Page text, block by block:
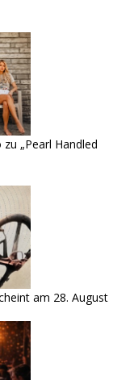
„Pearl Handled
am 28. August